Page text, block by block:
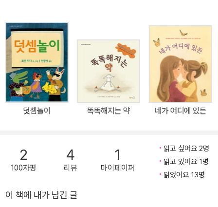
다. 그런데 또르는 너무 부끄럼이 많아서 놀랐을 때뿐 아니라, 이웃을
만나기만 해도 몸을 둥글게 말아 버리는 것이다. 그래서 또르는 친구
가 하나도 없다. 친구를 사귀는 첫 단계는 인사인데, 부끄럼이 많은 또
르가 과연 용기를 가지고 인사를 할 수 있을까? 엄마고슴도치와 또르
는 인사 연습을 시작한다. 엄마는 너구리, 늑대, 곰, 토끼 등 이웃들의
가면을 쓰고 또르에게 부지런히 연습을 시킨다. 연습을 하면서 또르
의 콩알만한 목소리는 점차 커지고 푹 수그렸던 얼굴도 점차 자신감
에 차오른다. 《또르의 첫인사》는 우리에게 조그맣지만 중요한 교훈을
어"라고……. 엄마의 앞치마 끈을 꼬옥 잡고 있는 또르의 모습은 엄마
뒤를 아장아장 따라다니는 아기를 떠오르게 한다. 또르는 아기에서
아이로 성장하는 길목에 서 있는 것 같다. 이제 막 홀로 무언가를 할
지를 못하는 아이를 두고 답답해하기보다는 함께 헤쳐 나가고 길을
덧셈놀이 똑똑해지는 약 네가 어디에 있든
2
100자평
4
리뷰
1
마이페이퍼
읽고 싶어요 2명
읽고 있어요 1명
읽었어요 13명
이 책에 내가 남긴 글